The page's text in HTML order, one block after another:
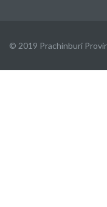
© 2019 Prachinburi